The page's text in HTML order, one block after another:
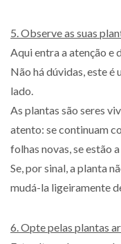
5. Observe as suas
Aqui entra a atenção e
Não há dúvidas, este é
lado.
As plantas são seres
atento: se continuam
folhas novas, se estão
Se, por sinal, a planta
mudá-la ligeiramente
6. Opte pelas plantas